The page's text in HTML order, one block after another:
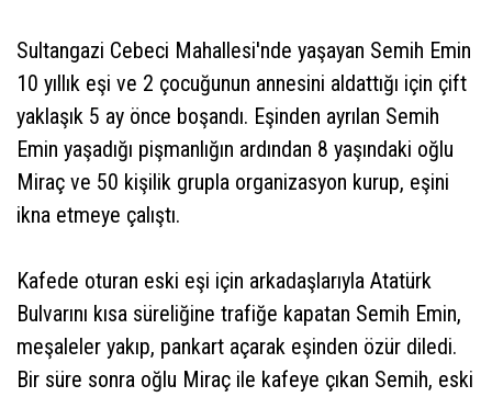
Sultangazi Cebeci Mahallesi'nde yaşayan Semih Emin
10 yıllık eşi ve 2 çocuğunun annesini aldattığı için çift
yaklaşık 5 ay önce boşandı. Eşinden ayrılan Semih
Emin yaşadığı pişmanlığın ardından 8 yaşındaki oğlu
Miraç ve 50 kişilik grupla organizasyon kurup, eşini
ikna etmeye çalıştı.
Kafede oturan eski eşi için arkadaşlarıyla Atatürk
Bulvarını kısa süreliğine trafiğe kapatan Semih Emin,
meşaleler yakıp, pankart açarak eşinden özür diledi.
Bir süre sonra oğlu Miraç ile kafeye çıkan Semih, eski